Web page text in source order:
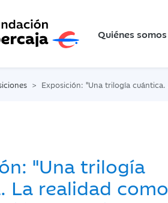
Quiénes somos
Exposición: "Una trilogía cuántica. La realidad como construcción colectiva"
"Una trilogía
La realidad como